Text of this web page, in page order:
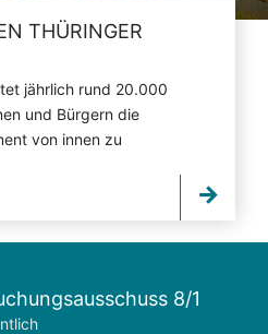
THÜRINGER
jährlich rund 20.000
und Bürgern die
von innen zu
8/1